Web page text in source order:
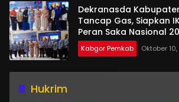
Dekranasda
Tancap Gas, Siapkan
Peran Saka Nasional
Kabgor Pemkab Oktober
Hukrim